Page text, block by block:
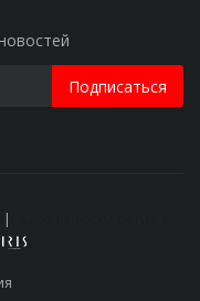
Подписаться
|